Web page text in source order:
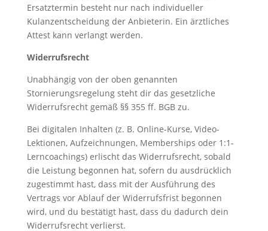
Ersatztermin besteht nur nach individueller
Kulanzentscheidung der Anbieterin. Ein ärztliches
Attest kann verlangt werden.
Widerrufsrecht
Unabhängig von der oben genannten
Stornierungsregelung steht dir das gesetzliche
Widerrufsrecht gemäß §§ 355 ff. BGB zu.
Bei digitalen Inhalten (z. B. Online-Kurse, Video-
Lektionen, Aufzeichnungen, Memberships oder 1:1-
Lerncoachings) erlischt das Widerrufsrecht, sobald
die Leistung begonnen hat, sofern du ausdrücklich
zugestimmt hast, dass mit der Ausführung des
Vertrags vor Ablauf der Widerrufsfrist begonnen
wird, und du bestätigt hast, dass du dadurch dein
Widerrufsrecht verlierst.